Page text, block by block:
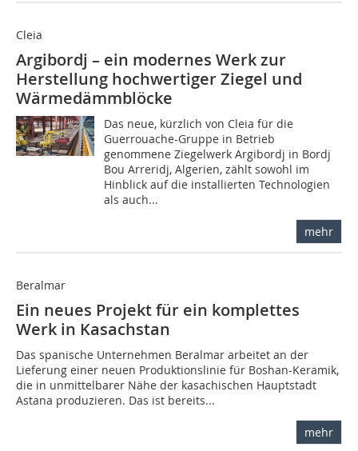
Cleia
Argibordj – ein modernes Werk zur
Herstellung hochwertiger Ziegel und
Wärmedämmblöcke
Das neue, kürzlich von Cleia für die
Guerrouache-Gruppe in Betrieb
genommene Ziegelwerk Argibordj in Bordj
Bou Arreridj, Algerien, zählt sowohl im
Hinblick auf die installierten Technologien
als auch...
mehr
Beralmar
Ein neues Projekt für ein komplettes
Werk in Kasachstan
Das spanische Unternehmen Beralmar arbeitet an der
Lieferung einer neuen Produktionslinie für Boshan-Keramik,
die in unmittelbarer Nähe der kasachischen Hauptstadt
Astana produzieren. Das ist bereits...
mehr